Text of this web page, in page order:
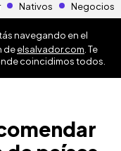
Nativos Negocios
navegando en el
deelsalvador.com . Te
coincidimos todos.